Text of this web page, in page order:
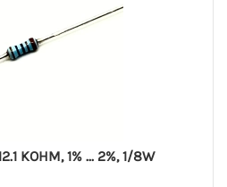
KOHM, 1% ... 2%, 1/8W